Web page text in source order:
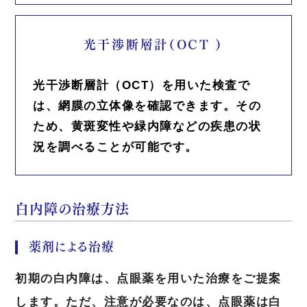
光干渉断層計（OCT ）
光干渉断層計（OCT）を用いた検査で
は、網膜の立体像を確認できます。その
ため、黄斑変性や緑内障などの疾患の状
況を調べることが可能です。
白内障の治療方法
薬剤による治療
初期の白内障は、点眼薬を用いた治療をご提案
します。ただ、注意が必要なのは、点眼薬は白